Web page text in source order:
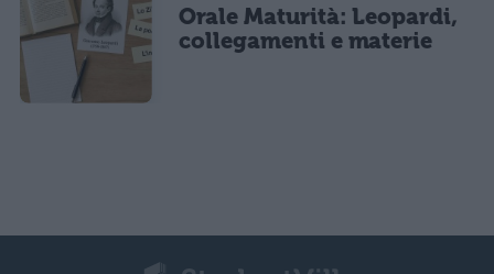
Orale Maturità: Leopardi,
collegamenti e materie